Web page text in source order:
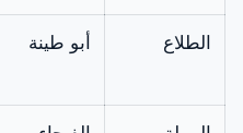
الطلاع أبو طينة